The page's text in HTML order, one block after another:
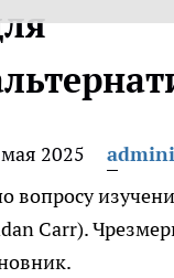
2025
вопросу
Carr).